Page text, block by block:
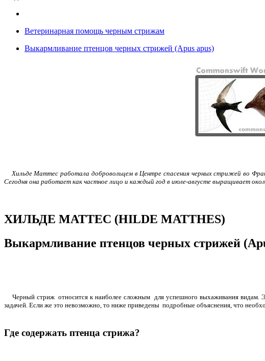
Ветеринарная помощь черным стрижам
Выкармливание птенцов черных стрижей (Apus apus)
Хильде Маттес работала добровольцем в Центре спасения черных стрижей во
Сегодня она работает как частное лицо и каждый год в июле-августе выращивает
ХИЛЬДЕ МАТТЕС (HILDE MATTHES)
Выкармливание птенцов черных стрижей
Черный стриж относится к наиболее сложным для успешного выхаживания видам.
задачей. Если же это невозможно, то ниже приведены подробные объяснения, что
Где содержать птенца стрижа?